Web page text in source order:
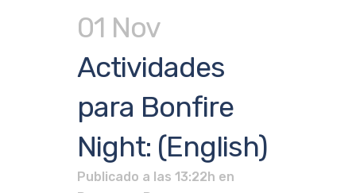
01 Nov
Actividades
para Bonfire
Night: (English)
Publicado a las 13:22h en